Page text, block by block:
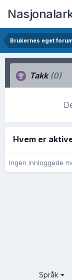
Brukernes eget
Takk (0)
Hvem er
Ingen innloggede
Språk